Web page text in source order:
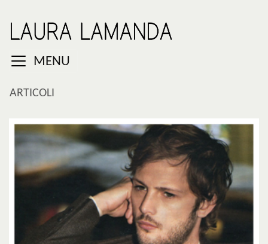
MENU
ARTICOLI